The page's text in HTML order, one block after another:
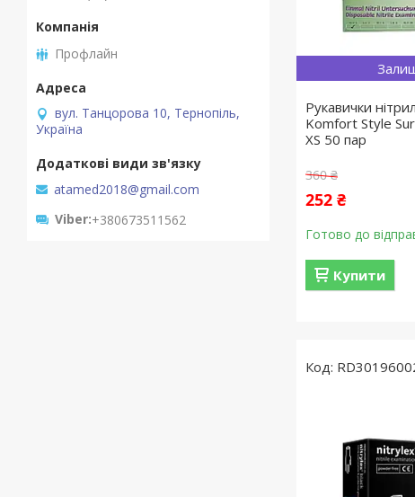
Рукавички
Komfort Style
XS 50 пар
360 ₴
252 ₴
Готово до
Купити
Профлайн
вул. Танцорова 10, Тернопіль,
Україна
atamed2018@gmail.com
Viber +380673511562